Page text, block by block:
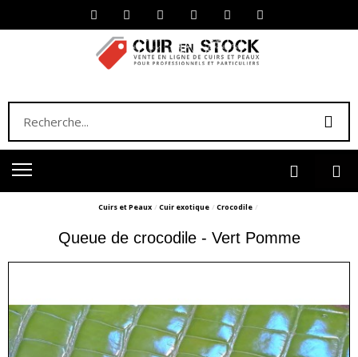
Cuirs et Peaux Cuir exotique Crocodile
Queue de crocodile - Vert Pomme